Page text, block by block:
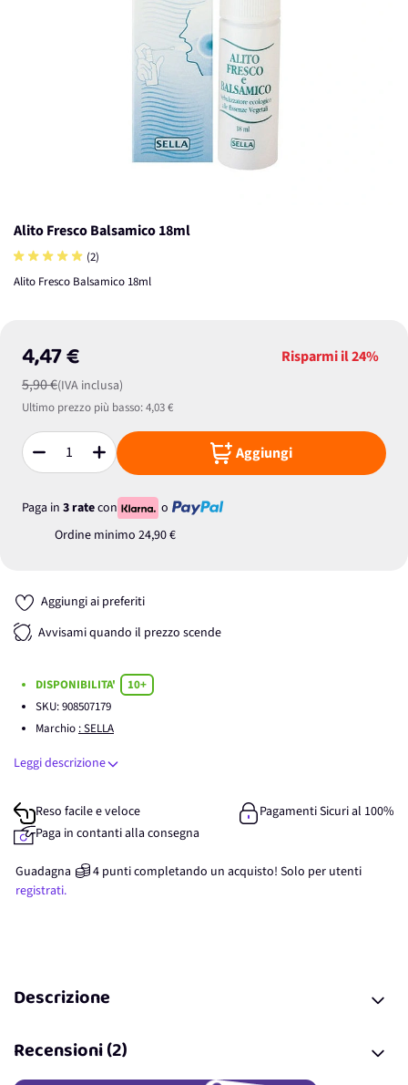
Alito Fresco Balsamico 18ml
(2)
Alito Fresco Balsamico 18ml
4,47 €
5,90 €(IVA inclusa)
Risparmi il24%
Ultimo prezzo più basso:4,03 €
Quantità Aggiungi
Paga in 3 ratecon
o
Ordine minimo 24,90 €
Aggiungi ai preferiti
Avvisami quando il prezzo scende
DISPONIBILITA'
10+
SKU:908507179
Marchio : SELLA
Leggi descrizione
Reso facile e veloce
Pagamenti Sicuri al 100%
Paga in contanti alla consegna
Guadagna 4 punticompletando un acquisto! Solo per utenti
registrati.
Descrizione
Recensioni (2)